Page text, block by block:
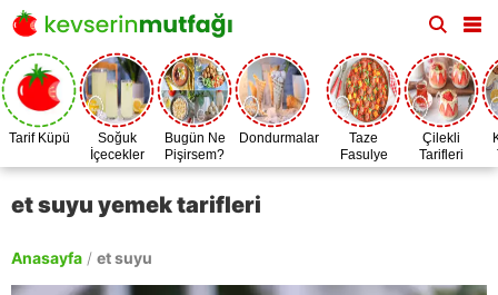
Tarif Küpü
Soğuk
İçecekler
Bugün Ne
Pişirsem?
Dondurmalar
Taze
Fasulye
Zamanı
Çilekli
Tarifleri
et suyu yemek tarifleri
Anasayfa / et suyu